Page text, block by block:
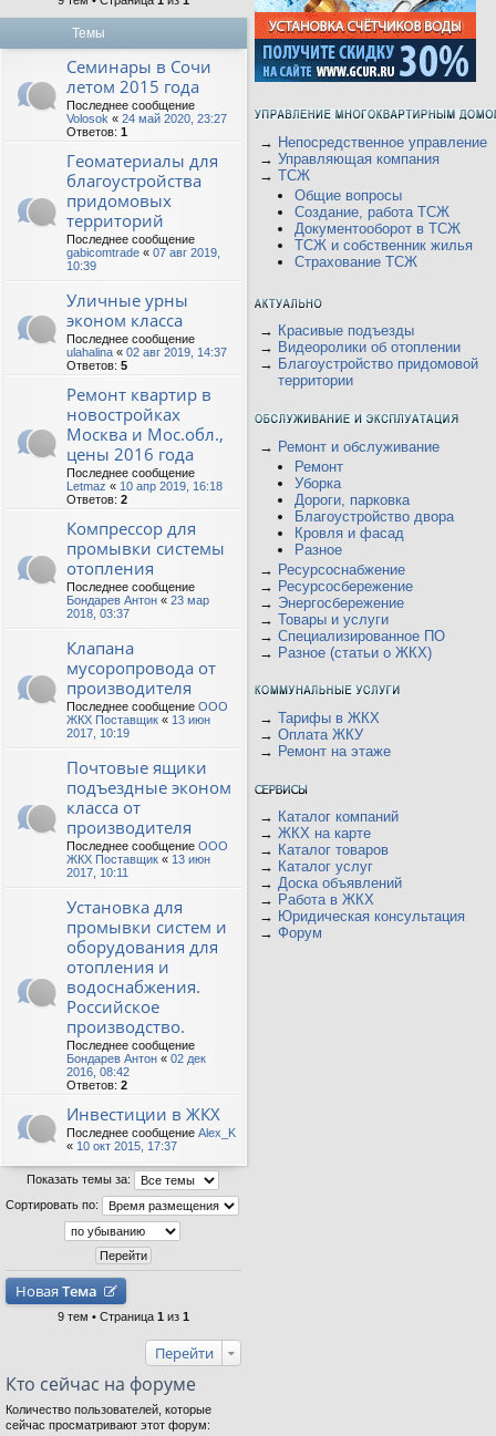
Темы
Семинары в Сочи
летом 2015 года
Последнее сообщение
Volosok « 24 май 2020, 23:27
Ответов: 1
Геоматериалы для
благоустройства
придомовых
территорий
Последнее сообщение
gabicomtrade « 07 авг 2019,
10:39
Уличные урны
эконом класса
Последнее сообщение
ulahalina « 02 авг 2019, 14:37
Ответов: 5
Ремонт квартир в
новостройках
Москва и Мос.обл.,
цены 2016 года
Последнее сообщение
Letmaz « 10 апр 2019, 16:18
Ответов: 2
Компрессор для
промывки системы
отопления
Последнее сообщение
Бондарев Антон « 23 мар
2018, 03:37
Клапана
мусоропровода от
производителя
Последнее сообщение ООО
ЖКХ Поставщик « 13 июн
2017, 10:19
Почтовые ящики
подъездные эконом
класса от
производителя
Последнее сообщение ООО
ЖКХ Поставщик « 13 июн
2017, 10:11
Установка для
промывки систем и
оборудования для
отопления и
водоснабжения.
Российское
производство.
Последнее сообщение
Бондарев Антон « 02 дек
2016, 08:42
Ответов: 2
Инвестиции в ЖКХ
Последнее сообщение Alex_K
« 10 окт 2015, 17:37
Показать темы за:
Сортировать по:
Новая Тема
9 тем • Страница 1 из 1
Перейти
Кто сейчас на форуме
Количество пользователей, которые
сейчас просматривают этот форум:
→ Непосредственное управление
→ Управляющая компания
→ ТСЖ
Общие вопросы
Создание, работа ТСЖ
Документооборот в ТСЖ
ТСЖ и собственник жилья
Страхование ТСЖ
→ Красивые подъезды
→ Видеоролики об отоплении
→ Благоустройство придомовой
территории
→ Ремонт и обслуживание
Ремонт
Уборка
Дороги, парковка
Благоустройство двора
Кровля и фасад
Разное
→ Ресурсоснабжение
→ Ресурсосбережение
→ Энергосбережение
→ Товары и услуги
→ Специализированное ПО
→ Разное (статьи о ЖКХ)
→ Тарифы в ЖКХ
→ Оплата ЖКУ
→ Ремонт на этаже
→ Каталог компаний
→ ЖКХ на карте
→ Каталог товаров
→ Каталог услуг
→ Доска объявлений
→ Работа в ЖКХ
→ Юридическая консультация
→ Форум